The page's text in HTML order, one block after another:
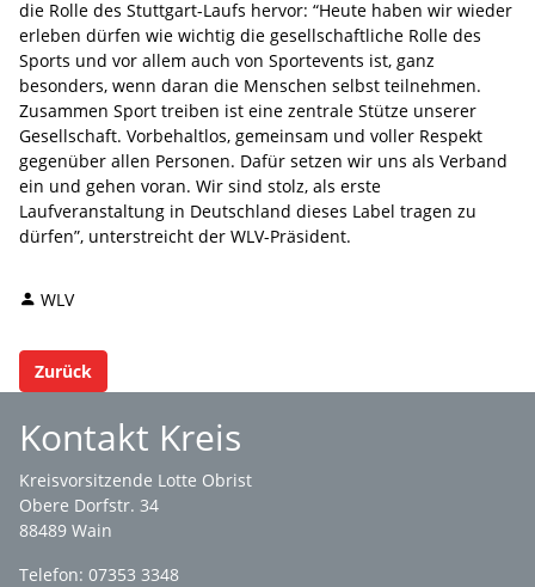
die Rolle des Stuttgart-Laufs hervor: “Heute haben wir wieder
erleben dürfen wie wichtig die gesellschaftliche Rolle des
Sports und vor allem auch von Sportevents ist, ganz
besonders, wenn daran die Menschen selbst teilnehmen.
Zusammen Sport treiben ist eine zentrale Stütze unserer
Gesellschaft. Vorbehaltlos, gemeinsam und voller Respekt
gegenüber allen Personen. Dafür setzen wir uns als Verband
ein und gehen voran. Wir sind stolz, als erste
Laufveranstaltung in Deutschland dieses Label tragen zu
dürfen”, unterstreicht der WLV-Präsident.
WLV
Zurück
Kontakt Kreis
Kreisvorsitzende Lotte Obrist
Obere Dorfstr. 34
88489 Wain
Telefon: 07353 3348